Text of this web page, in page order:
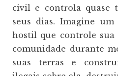
civil e controla quase
seus dias. Imagine
hostil que controle
comunidade durante
suas terras e